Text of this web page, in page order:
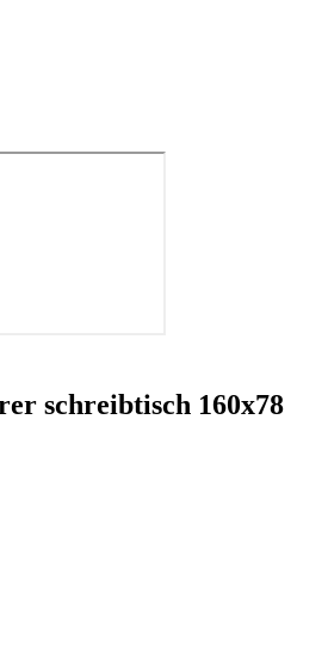
schreibtisch 160x78